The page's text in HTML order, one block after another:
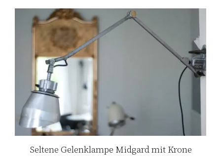
Seltene Gelenklampe Midgard mit Krone